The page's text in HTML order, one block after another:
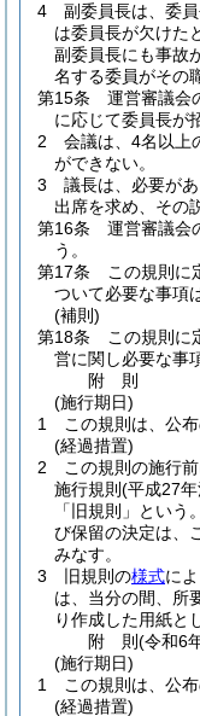
4
副委員長は、委
は委員長が欠けた
副委員長にも事故
名する委員がその
第15条
運営審議会
に応じて委員長が
2
会議は、4名以上
ができない。
3
議長は、必要が
出席を求め、その
第16条
運営審議会
う。
第17条
この規則に
ついて必要な事項
(補則)
第18条
この規則に
営に関し必要な事
附 則
(施行期日)
1
この規則は、公
(経過措置)
2
この規則の施行
施行規則 (平成27
「旧規則」という
び保留の決定は、
みなす。
3
旧規則の様式に
は、当分の間、所
り作成した用紙と
附 則(令和6
(施行期日)
1
この規則は、公
(経過措置)